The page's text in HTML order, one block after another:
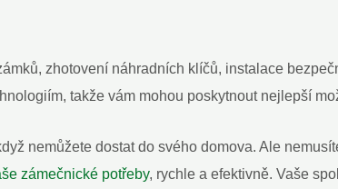
zhotovení náhradních klíčů, instalace
takže vám mohou poskytnout nejlepší
nemůžete dostat do svého domova. Ale
zámečnické potřeby, rychle a efektivně. Vaše